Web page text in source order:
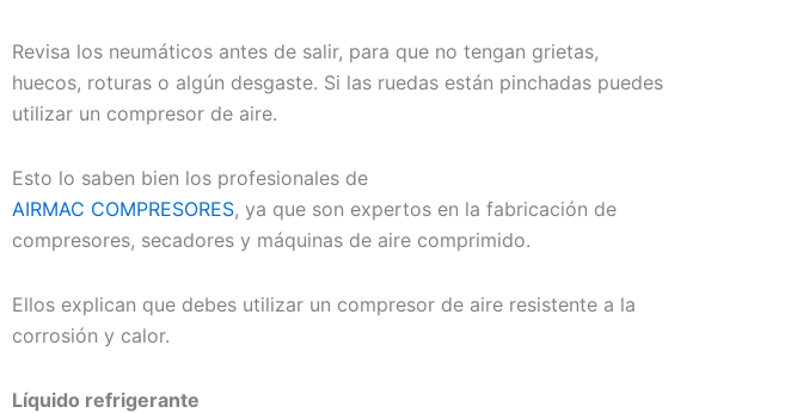
Revisa los neumáticos antes de salir, para que no tengan grietas,
huecos, roturas o algún desgaste. Si las ruedas están pinchadas puedes
utilizar un compresor de aire.
Esto lo saben bien los profesionales de
AIRMAC COMPRESORES, ya que son expertos en la fabricación de
compresores, secadores y máquinas de aire comprimido.
Ellos explican que debes utilizar un compresor de aire resistente a la
corrosión y calor.
Líquido refrigerante